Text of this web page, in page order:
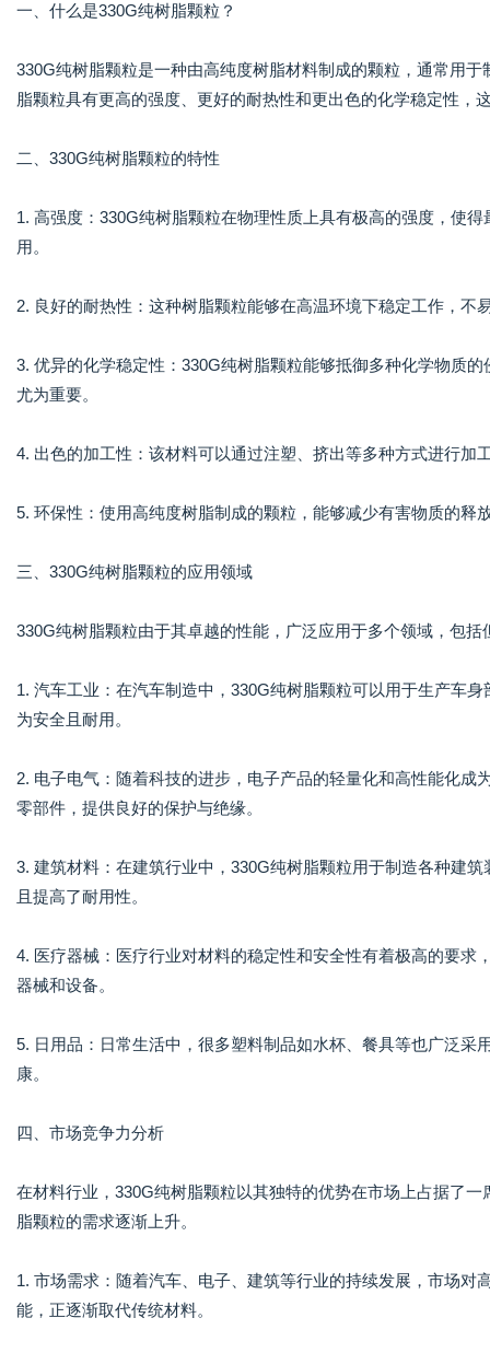
一、什么是330G纯树脂颗粒？
330G纯树脂颗粒是一种由高纯度树脂材料制成的颗粒，通常用
脂颗粒具有更高的强度、更好的耐热性和更出色的化学稳定性，
二、330G纯树脂颗粒的特性
1. 高强度：330G纯树脂颗粒在物理性质上具有极高的强度，使
用。
2. 良好的耐热性：这种树脂颗粒能够在高温环境下稳定工作，
3. 优异的化学稳定性：330G纯树脂颗粒能够抵御多种化学物质
尤为重要。
4. 出色的加工性：该材料可以通过注塑、挤出等多种方式进行加
5. 环保性：使用高纯度树脂制成的颗粒，能够减少有害物质的
三、330G纯树脂颗粒的应用领域
330G纯树脂颗粒由于其卓越的性能，广泛应用于多个领域，包括
1. 汽车工业：在汽车制造中，330G纯树脂颗粒可以用于生产车
为安全且耐用。
2. 电子电气：随着科技的进步，电子产品的轻量化和高性能化
零部件，提供良好的保护与绝缘。
3. 建筑材料：在建筑行业中，330G纯树脂颗粒用于制造各种建
且提高了耐用性。
4. 医疗器械：医疗行业对材料的稳定性和安全性有着极高的要
器械和设备。
5. 日用品：日常生活中，很多塑料制品如水杯、餐具等也广泛
康。
四、市场竞争力分析
在材料行业，330G纯树脂颗粒以其独特的优势在市场上占据了
脂颗粒的需求逐渐上升。
1. 市场需求：随着汽车、电子、建筑等行业的持续发展，市场
能，正逐渐取代传统材料。